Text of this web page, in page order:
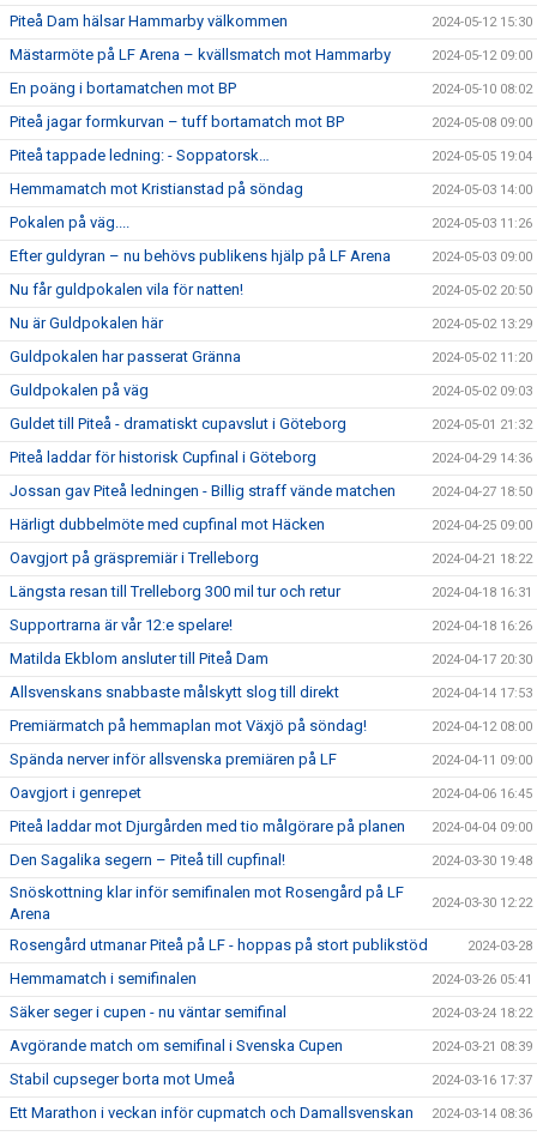
Piteå Dam hälsar Hammarby välkommen 2024-05-12 15:30
Mästarmöte på LF Arena – kvällsmatch mot Hammarby 2024-05-12 09:00
En poäng i bortamatchen mot BP 2024-05-10 08:02
Piteå jagar formkurvan – tuff bortamatch mot BP 2024-05-08 09:00
Piteå tappade ledning: - Soppatorsk… 2024-05-05 19:04
Hemmamatch mot Kristianstad på söndag 2024-05-03 14:00
Pokalen på väg.... 2024-05-03 11:26
Efter guldyran – nu behövs publikens hjälp på LF Arena 2024-05-03 09:00
Nu får guldpokalen vila för natten! 2024-05-02 20:50
Nu är Guldpokalen här 2024-05-02 13:29
Guldpokalen har passerat Gränna 2024-05-02 11:20
Guldpokalen på väg 2024-05-02 09:03
Guldet till Piteå - dramatiskt cupavslut i Göteborg 2024-05-01 21:32
Piteå laddar för historisk Cupfinal i Göteborg 2024-04-29 14:36
Jossan gav Piteå ledningen - Billig straff vände matchen 2024-04-27 18:50
Härligt dubbelmöte med cupfinal mot Häcken 2024-04-25 09:00
Oavgjort på gräspremiär i Trelleborg 2024-04-21 18:22
Längsta resan till Trelleborg 300 mil tur och retur 2024-04-18 16:31
Supportrarna är vår 12:e spelare! 2024-04-18 16:26
Matilda Ekblom ansluter till Piteå Dam 2024-04-17 20:30
Allsvenskans snabbaste målskytt slog till direkt 2024-04-14 17:53
Premiärmatch på hemmaplan mot Växjö på söndag! 2024-04-12 08:00
Spända nerver inför allsvenska premiären på LF 2024-04-11 09:00
Oavgjort i genrepet 2024-04-06 16:45
Piteå laddar mot Djurgården med tio målgörare på planen 2024-04-04 09:00
Den Sagalika segern – Piteå till cupfinal! 2024-03-30 19:48
Snöskottning klar inför semifinalen mot Rosengård på LF
Arena
2024-03-30 12:22
Rosengård utmanar Piteå på LF - hoppas på stort publikstöd 2024-03-28
Hemmamatch i semifinalen 2024-03-26 05:41
Säker seger i cupen - nu väntar semifinal 2024-03-24 18:22
Avgörande match om semifinal i Svenska Cupen 2024-03-21 08:39
Stabil cupseger borta mot Umeå 2024-03-16 17:37
Ett Marathon i veckan inför cupmatch och Damallsvenskan 2024-03-14 08:36